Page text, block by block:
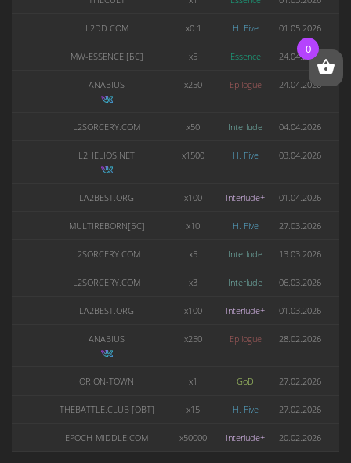
L2DD.COM x0.1 H. Five 01.05.2026
MW-ESSENCE [БС] x5 Essence 24.04.2026
ANABIUS x250 Epilogue 24.04.2026
L2SORCERY.COM x50 Interlude 04.04.2026
L2HELIOS.NET x1500 H. Five 03.04.2026
LA2BEST.ORG x100 Interlude+ 01.04.2026
MULTIREBORN[БС] x10 H. Five 27.03.2026
L2SORCERY.COM x5 Interlude 13.03.2026
L2SORCERY.COM x3 Interlude 06.03.2026
LA2BEST.ORG x100 Interlude+ 01.03.2026
ANABIUS x250 Epilogue 28.02.2026
ORION-TOWN x1 GoD 27.02.2026
THEBATTLE.CLUB [OBT] x15 H. Five 27.02.2026
EPOCH-MIDDLE.COM x50000 Interlude+ 20.02.2026
0